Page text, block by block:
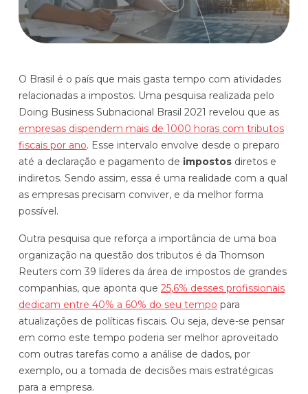
Prophix Fluxo (Cash Management)
de caixa.
Complexidade de gestão de caixa baixa e média
Empresas que faturam entre R$30M e R$200M por ano
Conheça o produto
Demonstração Gratuita
Plataforma Financeira com IA
Automatize planejamento, fechamento e
análises com inteligência artificial integrada.
Complexidade Alta
Empresas que faturam acima de R$200M por ano
orçamentária
Distribuição e Logística
O Brasil é o país que mais gasta tempo com atividades
relacionadas a impostos. Uma pesquisa realizada pelo
Doing Business Subnacional Brasil 2021 revelou que as
empresas dispendem mais de 1000 horas com tributos
fiscais por ano. Esse intervalo envolve desde o preparo
até a declaração e pagamento de impostos diretos e
indiretos. Sendo assim, essa é uma realidade com a qual
as empresas precisam conviver, e da melhor forma
possível.
Outra pesquisa que reforça a importância de uma boa
organização na questão dos tributos é da Thomson
Reuters com 39 líderes da área de impostos de grandes
companhias, que aponta que 25,6% desses profissionais
dedicam entre 40% a 60% do seu tempo para
atualizações de políticas fiscais. Ou seja, deve-se pensar
em como este tempo poderia ser melhor aproveitado
com outras tarefas como a análise de dados, por
exemplo, ou a tomada de decisões mais estratégicas
para a empresa.